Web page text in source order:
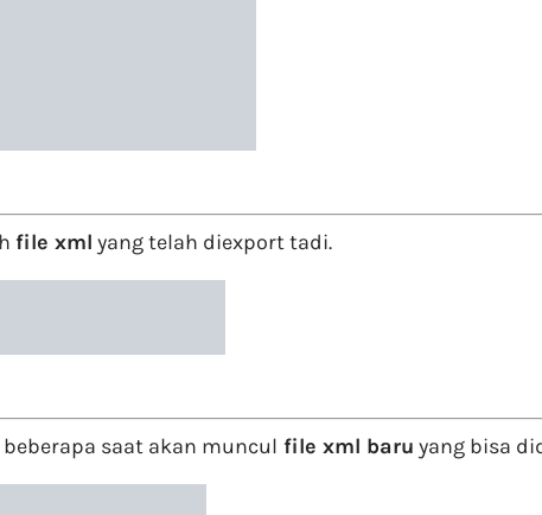
file xml yang telah diexport tadi.
saat akan muncul file xml baru yang bisa